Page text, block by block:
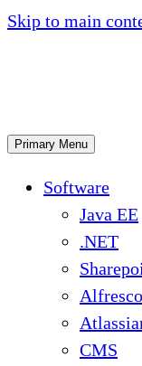
Skip to main
Primary Menu
Software
Java EE
.NET
Alfresco
CMS